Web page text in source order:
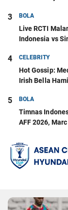
3 BOLA
Live RCTI
Indonesia vs
4 CELEBRITY
Hot Gossip:
Irish Bella
5 BOLA
Timnas
AFF 2026,